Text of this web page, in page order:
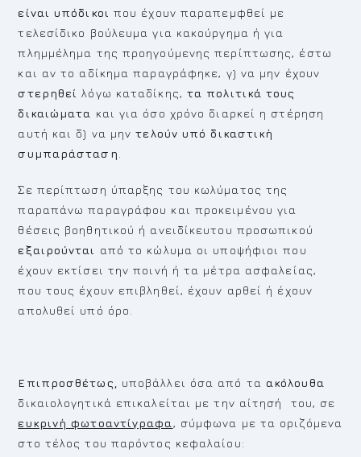
είναι υπόδικοι που έχουν παραπεμφθεί με
τελεσίδικο βούλευμα για κακούργημα ή για
πλημμέλημα της προηγούμενης περίπτωσης, έστω
και αν το αδίκημα παραγράφηκε, γ) να μην έχουν
στερηθείλόγω καταδίκης, τα πολιτικά τους
δικαιώματα και για όσο χρόνο διαρκεί η στέρηση
αυτή και δ) να μηντελούν υπό δικαστική
συμπαράσταση
Σε περίπτωση ύπαρξης του κωλύματος της
παραπάνω παραγράφου και προκειμένου για
θέσεις βοηθητικού ή ανειδίκευτου προσωπικού
εξαιρούνται από το κώλυμα οι υποψήφιοι που
έχουν εκτίσει την ποινή ή τα μέτρα ασφαλείας,
που τους έχουν επιβληθεί, έχουν αρθεί ή έχουν
απολυθεί υπό όρο.
Επιπροσθέτως, υποβάλλει όσα από τα ακόλουθα
δικαιολογητικά επικαλείται με την αίτησή του, σε
ευκρινή φωτοαντίγραφα, σύμφωνα με τα οριζόμενα
στο τέλος του παρόντος κεφαλαίου: